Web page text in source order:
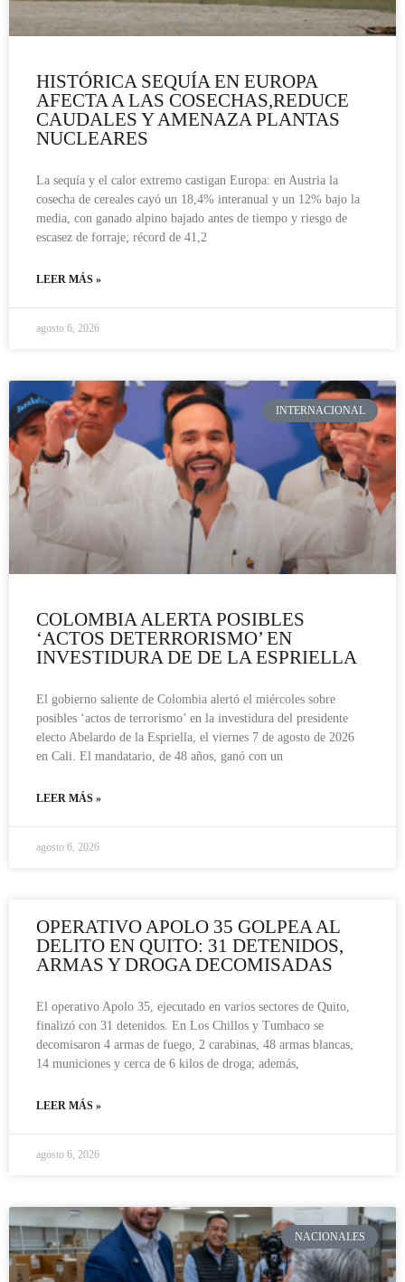
HISTÓRICA SEQUÍA EN EUROPA
AFECTA A LAS COSECHAS,REDUCE
CAUDALES Y AMENAZA PLANTAS
NUCLEARES
La sequía y el calor extremo castigan Europa: en Austria la
cosecha de cereales cayó un 18,4% interanual y un 12% bajo la
media, con ganado alpino bajado antes de tiempo y riesgo de
escasez de forraje; récord de 41,2
LEER MÁS »
agosto 6, 2026
INTERNACIONAL
COLOMBIA ALERTA POSIBLES
‘ACTOS DETERRORISMO’ EN
INVESTIDURA DE DE LA ESPRIELLA
El gobierno saliente de Colombia alertó el miércoles sobre
posibles ‘actos de terrorismo’ en la investidura del presidente
electo Abelardo de la Espriella, el viernes 7 de agosto de 2026
en Cali. El mandatario, de 48 años, ganó con un
LEER MÁS »
agosto 6, 2026
OPERATIVO APOLO 35 GOLPEA AL
DELITO EN QUITO: 31 DETENIDOS,
ARMAS Y DROGA DECOMISADAS
El operativo Apolo 35, ejecutado en varios sectores de Quito,
finalizó con 31 detenidos. En Los Chillos y Tumbaco se
decomisaron 4 armas de fuego, 2 carabinas, 48 armas blancas,
14 municiones y cerca de 6 kilos de droga; además,
LEER MÁS »
agosto 6, 2026
NACIONALES